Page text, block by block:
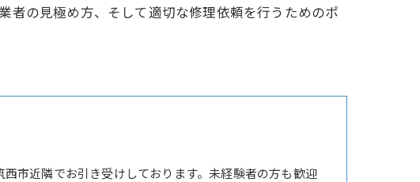
者の見極め方、そして適切な修理依頼を行うためのポ
市近隣でお引き受けしております。未経験者の方も歓迎